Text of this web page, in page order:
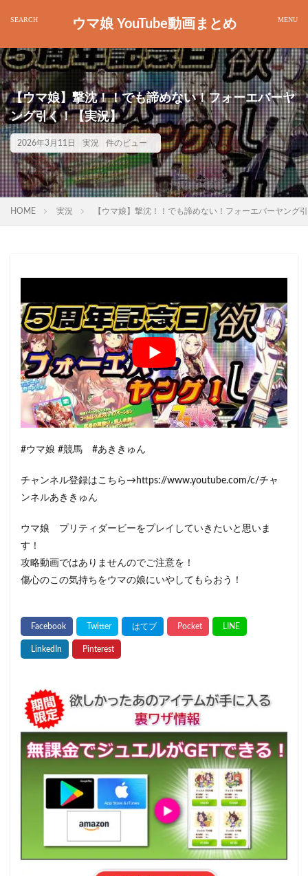
ウマ娘 YouTube動画まとめ
【ウマ娘】撃沈！！でも諦めない！フォーエバーヤ
ング引く！【実況】
2026年3月11日 実況 件のビュー
HOME 実況 【ウマ娘】撃沈！！でも諦めない！フォーエバーヤング
#ウマ娘 #競馬 #あききゅん
チャンネル登録はこちら→https://www.youtube.com/c/チャ
ンネルあききゅん
ウマ娘 プリティダービーをプレイしていきたいと思いま
す！
攻略動画ではありませんのでご注意を！
傷心のこの気持ちをウマの娘にいやしてもらおう！